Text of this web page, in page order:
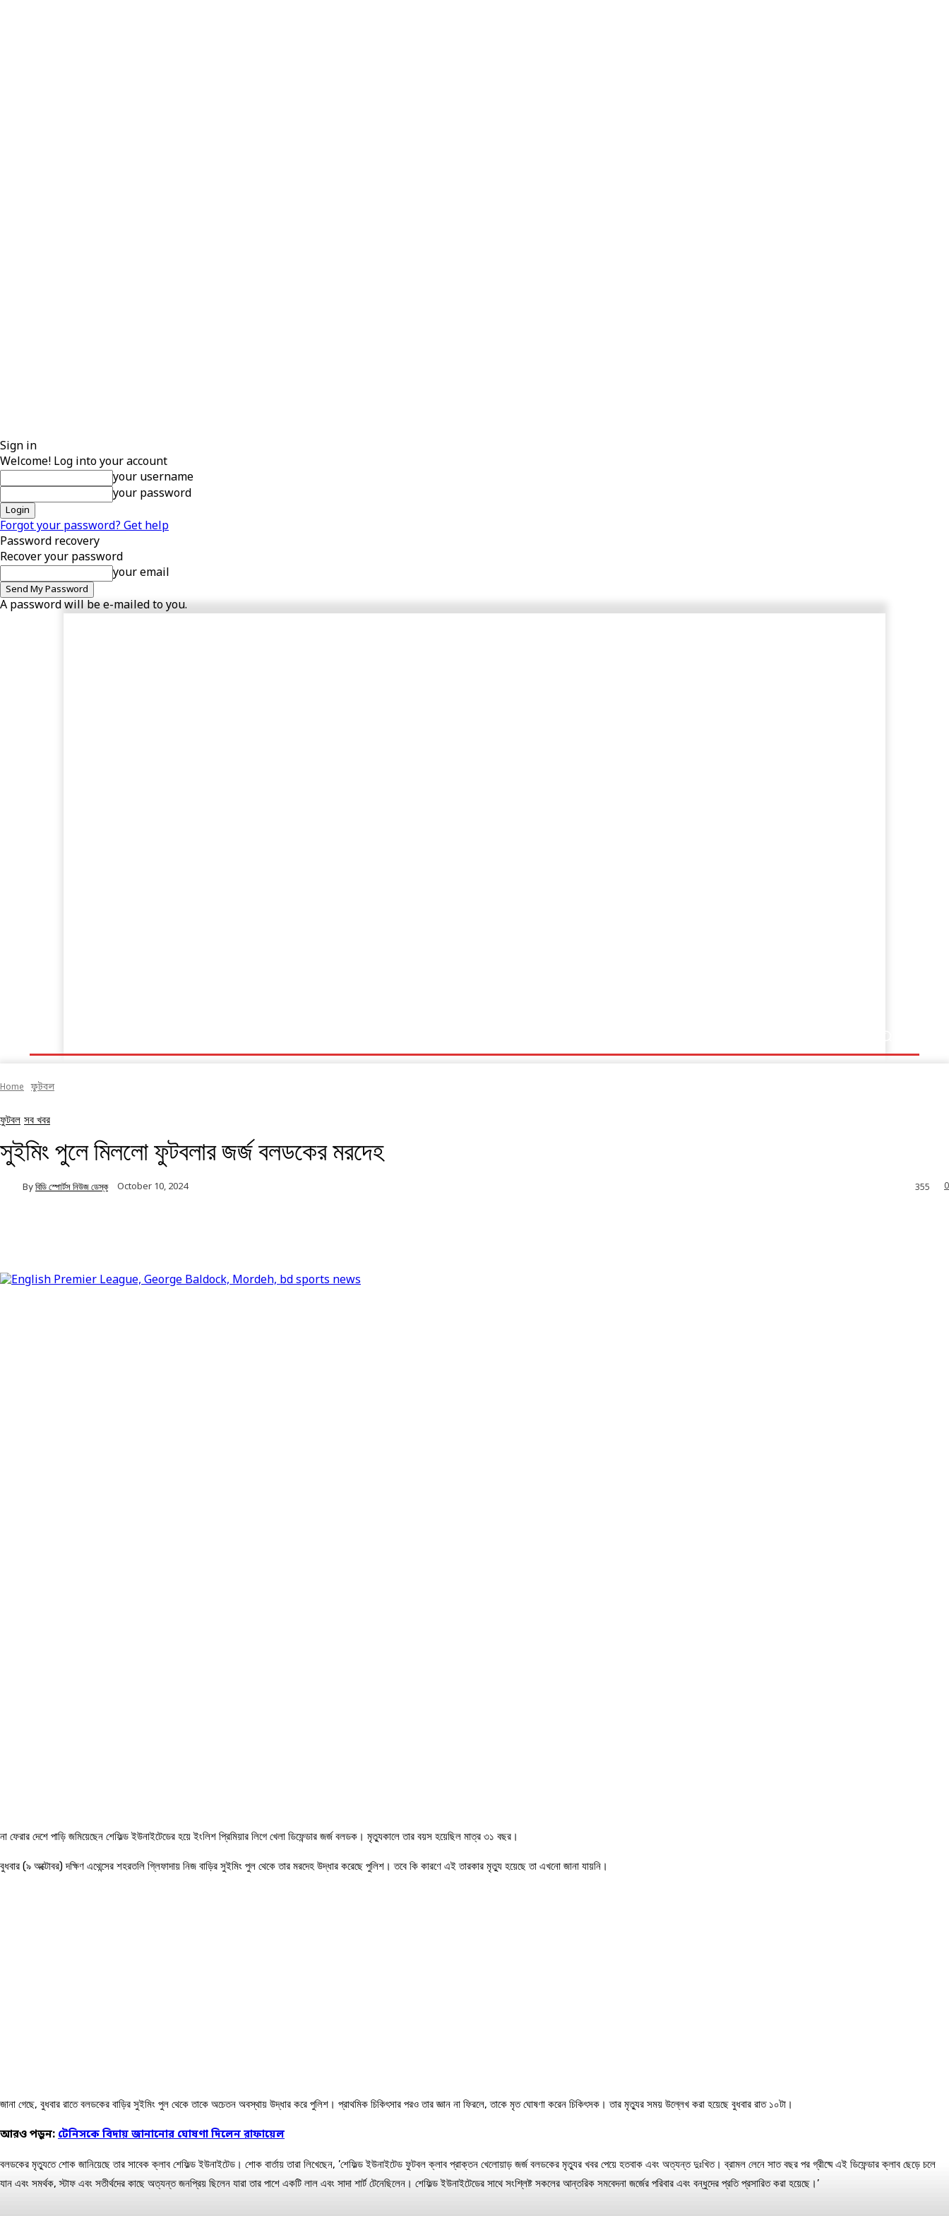
Sign in
Welcome! Log into your account
your username
your password
Forgot your password? Get help
Password recovery
Recover your password
your email
A password will be e-mailed to you.
Home ফুটবল
ফুটবল সব খবর
সুইমিং পুলে মিললো ফুটবলার জর্জ বলডকের মরদেহ
By বিডি স্পোর্টস নিউজ ডেস্ক October 10, 2024 0
355
না ফেরার দেশে পাড়ি জমিয়েছেন শেফিল্ড ইউনাইটেডের হয়ে ইংলিশ প্রিমিয়ার লিগে খেলা ডিফেন্ডার জর্জ বলডক। মৃত্যুকালে তার বয়স হয়েছিল মাত্র ৩১ বছর।
বুধবার (৯ অক্টোবর) দক্ষিণ এথেন্সের শহরতলি গ্লিফাদায় নিজ বাড়ির সুইমিং পুল থেকে তার মরদেহ উদ্ধার করেছে পুলিশ। তবে কি কারণে এই তারকার মৃত্যু হয়েছে তা এখনো জানা যায়নি।
জানা গেছে, বুধবার রাতে বলডকের বাড়ির সুইমিং পুল থেকে তাকে অচেতন অবস্থায় উদ্ধার করে পুলিশ। প্রাথমিক চিকিৎসার পরও তার জ্ঞান না ফিরলে, তাকে মৃত ঘোষণা করেন চিকিৎসক। তার মৃত্যুর সময় উল্লেখ করা হয়েছে বুধবার রাত ১০টা।
আরও পড়ুন: টেনিসকে বিদায় জানানোর ঘোষণা দিলেন রাফায়েল
বলডকের মৃত্যুতে শোক জানিয়েছে তার সাবেক ক্লাব শেফিল্ড ইউনাইটেড। শোক বার্তায় তারা লিখেছেন, ‌’শেফিল্ড ইউনাইটেড ফুটবল ক্লাব প্রাক্তন খেলোয়াড় জর্জ বলডকের মৃত্যুর খবর পেয়ে হতবাক এবং অত্যন্ত দুঃখিত। ব্রামল লেনে সাত বছর পর গ্রীষ্মে এই ডিফেন্ডার ক্লাব ছেড়ে চলে
যান এবং সমর্থক, স্টাফ এবং সতীর্থদের কাছে অত্যন্ত জনপ্রিয় ছিলেন যারা তার পাশে একটি লাল এবং সাদা শার্ট টেনেছিলেন। শেফিল্ড ইউনাইটেডের সাথে সংশ্লিষ্ট সকলের আন্তরিক সমবেদনা জর্জের পরিবার এবং বন্ধুদের প্রতি প্রসারিত করা হয়েছে।’